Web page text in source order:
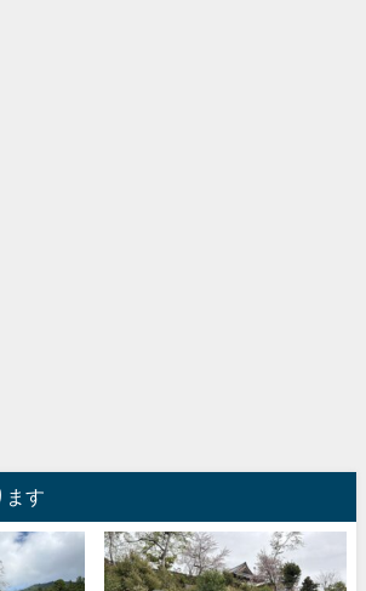
ます